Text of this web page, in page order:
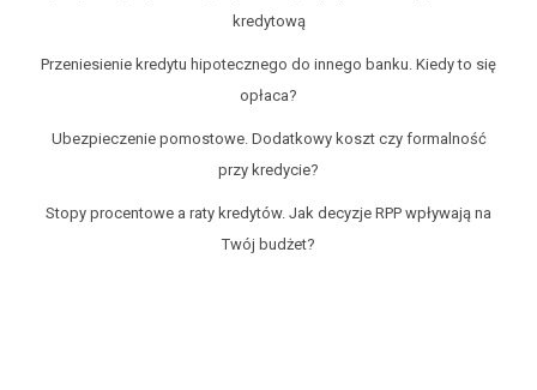
kredytową
Przeniesienie kredytu hipotecznego do innego banku. Kiedy to się
opłaca?
Ubezpieczenie pomostowe. Dodatkowy koszt czy formalność
przy kredycie?
Stopy procentowe a raty kredytów. Jak decyzje RPP wpływają na
Twój budżet?